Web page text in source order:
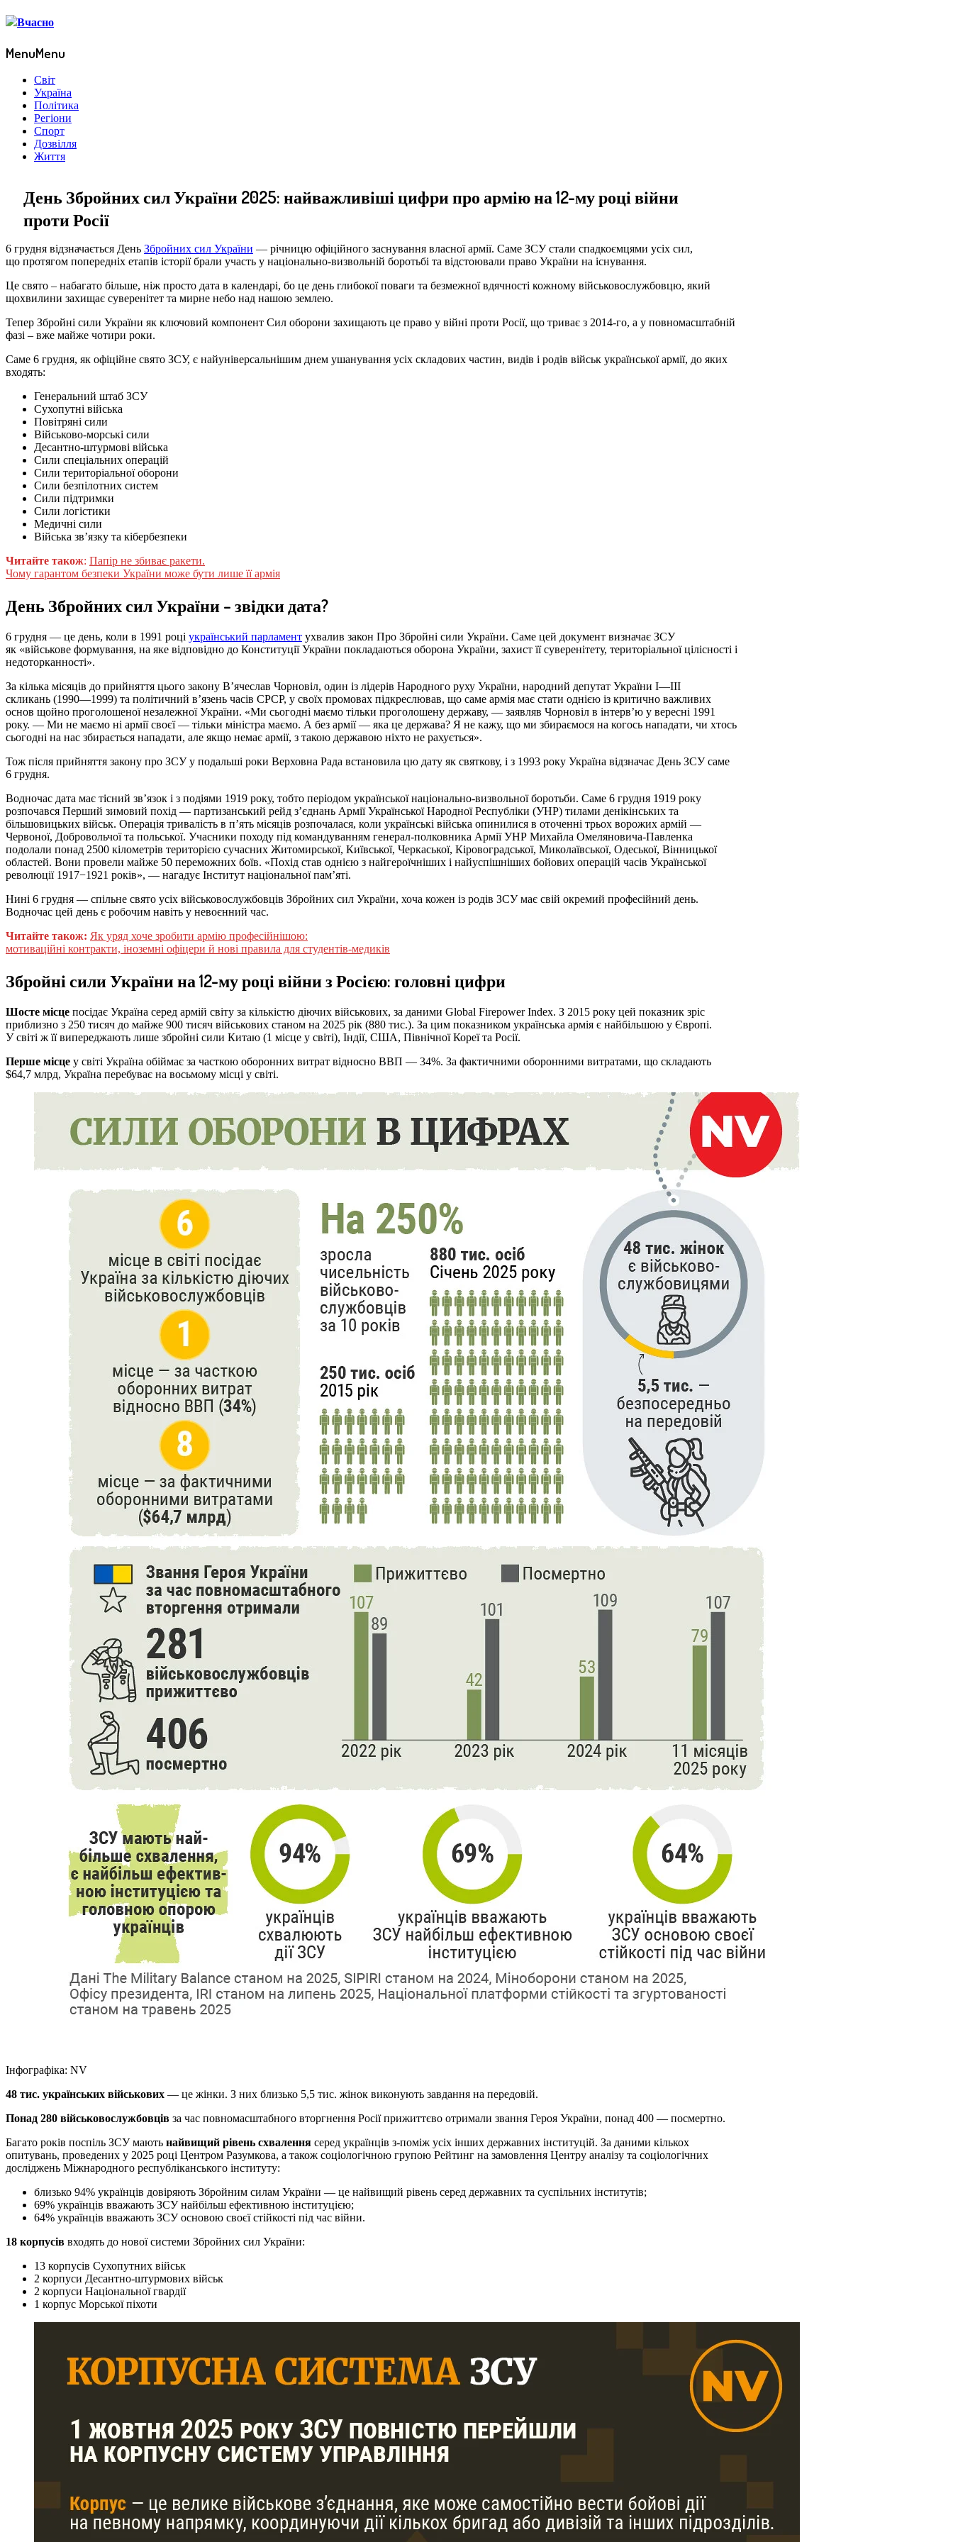
MenuMenu
Світ
Україна
Політика
Регіони
Спорт
Дозвілля
Життя
День Збройних сил України 2025: найважливіші цифри про армію на 12-му році війни
проти Росії
6 грудня відзначається День Збройних сил України — річницю офіційного заснування власної армії. Саме ЗСУ стали спадкоємцями усіх сил,
що протягом попередніх етапів історії брали участь у національно-визвольній боротьбі та відстоювали право України на існування.
Це свято – набагато більше, ніж просто дата в календарі, бо це день глибокої поваги та безмежної вдячності кожному військовослужбовцю, який
щохвилини захищає суверенітет та мирне небо над нашою землею.
Тепер Збройні сили України як ключовий компонент Сил оборони захищають це право у війні проти Росії, що триває з 2014-го, а у повномасштабній
фазі – вже майже чотири роки.
Саме 6 грудня, як офіційне свято ЗСУ, є найуніверсальнішим днем ушанування усіх складових частин, видів і родів військ української армії, до яких
входять:
Генеральний штаб ЗСУ
Сухопутні війська
Повітряні сили
Військово-морські сили
Десантно-штурмові війська
Сили спеціальних операцій
Сили територіальної оборони
Сили безпілотних систем
Сили підтримки
Сили логістики
Медичні сили
Війська зв’язку та кібербезпеки
Читайте також: Папір не збиває ракети.
Чому гарантом безпеки України може бути лише її армія
День Збройних сил України – звідки дата?
6 грудня — це день, коли в 1991 році український парламент ухвалив закон Про Збройні сили України. Саме цей документ визначає ЗСУ
як «військове формування, на яке відповідно до Конституції України покладаються оборона України, захист її суверенітету, територіальної цілісності і
недоторканності».
За кілька місяців до прийняття цього закону В’ячеслав Чорновіл, один із лідерів Народного руху України, народний депутат України I—III
скликань (1990—1999) та політичний в’язень часів СРСР, у своїх промовах підкреслював, що саме армія має стати однією із критично важливих
основ щойно проголошеної незалежної України. «Ми сьогодні маємо тільки проголошену державу, — заявляв Чорновіл в інтерв’ю у вересні 1991
року. — Ми не маємо ні армії своєї — тільки міністра маємо. А без армії — яка це держава? Я не кажу, що ми збираємося на когось нападати, чи хтось
сьогодні на нас збирається нападати, але якщо немає армії, з такою державою ніхто не рахується».
Тож після прийняття закону про ЗСУ у подальші роки Верховна Рада встановила цю дату як святкову, і з 1993 року Україна відзначає День ЗСУ саме
6 грудня.
Водночас дата має тісний зв’язок і з подіями 1919 року, тобто періодом української національно-визвольної боротьби. Саме 6 грудня 1919 року
розпочався Перший зимовий похід — партизанський рейд з’єднань Армії Української Народної Республіки (УНР) тилами денікінських та
більшовицьких військ. Операція тривалість в п’ять місяців розпочалася, коли українські війська опинилися в оточенні трьох ворожих армій —
Червоної, Добровольчої та польської. Учасники походу під командуванням генерал-полковника Армії УНР Михайла Омеляновича-Павленка
подолали понад 2500 кілометрів територією сучасних Житомирської, Київської, Черкаської, Кіровоградської, Миколаївської, Одеської, Вінницької
областей. Вони провели майже 50 переможних боїв. «Похід став однією з найгероїчніших і найуспішніших бойових операцій часів Української
революції 1917−1921 років», — нагадує Інститут національної пам’яті.
Нині 6 грудня — спільне свято усіх військовослужбовців Збройних сил України, хоча кожен із родів ЗСУ має свій окремий професійний день.
Водночас цей день є робочим навіть у невоєнний час.
Читайте також: Як уряд хоче зробити армію професійнішою:
мотиваційні контракти, іноземні офіцери й нові правила для студентів-медиків
Збройні сили України на 12-му році війни з Росією: головні цифри
Шосте місце посідає Україна серед армій світу за кількістю діючих військових, за даними Global Firepower Index. З 2015 року цей показник зріс
приблизно з 250 тисяч до майже 900 тисяч військових станом на 2025 рік (880 тис.). За цим показником українська армія є найбільшою у Європі.
У світі ж її випереджають лише збройні сили Китаю (1 місце у світі), Індії, США, Північної Кореї та Росії.
Перше місце у світі Україна обіймає за часткою оборонних витрат відносно ВВП — 34%. За фактичними оборонними витратами, що складають
$64,7 млрд, Україна перебуває на восьмому місці у світі.
Інфографіка: NV
48 тис. українських військових — це жінки. З них близько 5,5 тис. жінок виконують завдання на передовій.
Понад 280 військовослужбовців за час повномасштабного вторгнення Росії прижиттєво отримали звання Героя України, понад 400 — посмертно.
Багато років поспіль ЗСУ мають найвищий рівень схвалення серед українців з-поміж усіх інших державних інституцій. За даними кількох
опитувань, проведених у 2025 році Центром Разумкова, а також соціологічною групою Рейтинг на замовлення Центру аналізу та соціологічних
досліджень Міжнародного республіканського інституту:
близько 94% українців довіряють Збройним силам України — це найвищий рівень серед державних та суспільних інститутів;
69% українців вважають ЗСУ найбільш ефективною інституцією;
64% українців вважають ЗСУ основою своєї стійкості під час війни.
18 корпусів входять до нової системи Збройних сил України:
13 корпусів Сухопутних військ
2 корпуси Десантно-штурмових військ
2 корпуси Національної гвардії
1 корпус Морської піхоти